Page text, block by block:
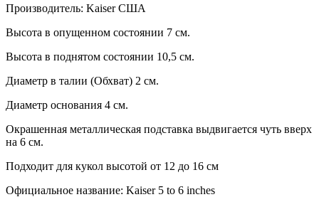
Производитель: Kaiser США
Высота в опущенном состоянии 7 см.
Высота в поднятом состоянии 10,5 см.
Диаметр в талии (Обхват) 2 см.
Диаметр основания 4 см.
Окрашенная металлическая подставка выдвигается чуть вверх
на 6 см.
Подходит для кукол высотой от 12 до 16 см
Официальное название: Kaiser 5 to 6 inches